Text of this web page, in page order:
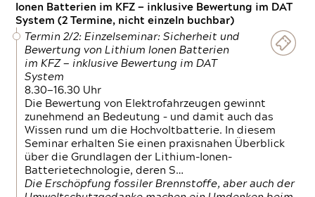
Ionen Batterien im KFZ — inklusive Bewertung im DAT
System (2 Termine, nicht einzeln buchbar)
Termin 2/2: Einzelseminar: Sicherheit und
Bewertung von Lithium Ionen Batterien
im KFZ — inklusive Bewertung im DAT
System
8.30—16.30 Uhr
Die Bewertung von Elektrofahrzeugen gewinnt
zunehmend an Bedeutung – und damit auch das
Wissen rund um die Hochvoltbatterie. In diesem
Seminar erhalten Sie einen praxisnahen Überblick
über die Grundlagen der Lithium-Ionen-
Batterietechnologie, deren S…
Die Erschöpfung fossiler Brennstoffe, aber auch der